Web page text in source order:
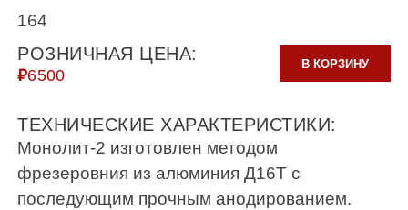
164
РОЗНИЧНАЯ ЦЕНА:
₽6500
В КОРЗИНУ
ТЕХНИЧЕСКИЕ ХАРАКТЕРИСТИКИ:
Монолит-2 изготовлен методом
фрезеровния из алюминия Д16Т с
последующим прочным анодированием.